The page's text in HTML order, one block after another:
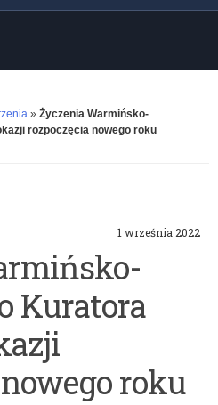
» Życzenia Warmińsko-
rozpoczęcia nowego roku
1 września 2022
Kuratora
roku